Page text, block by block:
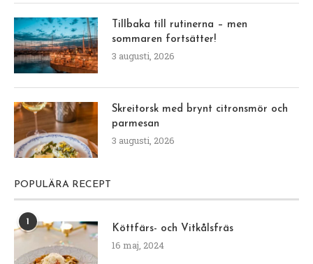
Tillbaka till rutinerna – men
sommaren fortsätter!
3 augusti, 2026
Skreitorsk med brynt citronsmör och
parmesan
3 augusti, 2026
POPULÄRA RECEPT
Köttfärs- och Vitkålsfräs
16 maj, 2024